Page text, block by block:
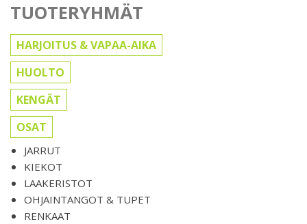
TUOTERYHMÄT
HARJOITUS & VAPAA-AIKA
HUOLTO
KENGÄT
OSAT
JARRUT
KIEKOT
LAAKERISTOT
OHJAINTANGOT & TUPET
RENKAAT